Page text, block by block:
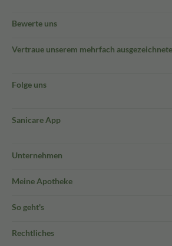
Bewerte uns
Vertraue unserem mehrfach
Folge uns
Sanicare App
Unternehmen
Meine Apotheke
So geht's
Rechtliches